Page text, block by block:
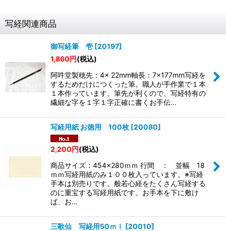
写経関連商品
御写経筆 壱 [20197]
1,860円(税込)
阿吽堂製穂先：4× 22mm軸長：7×177mm写経を
するためだけにつくった筆。職人が手作業で１本
１本作っています。筆先が利くので、写経特有の
繊細な字を１字１字正確に書くお手伝…
写経用紙 お徳用 100枚 [20080]
2,200円(税込)
商品サイズ：454×280ｍｍ 行間 ： 並幅 18
ｍｍ写経用紙のみ１００枚入っています。※写経
手本は別売りです。般若心経をたくさん写経する
のに重宝する写経用紙です。お手本を下に敷け
ば、お…
三歌仙 写経用50ｍｌ [20010]